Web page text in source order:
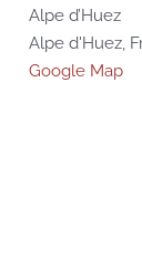
Alpe d’Huez
Alpe d'Huez,
Google Map